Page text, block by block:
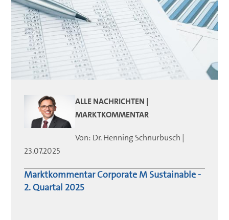
ALLE NACHRICHTEN |
MARKTKOMMENTAR
Von: Dr. Henning Schnurbusch |
23.07.2025
Marktkommentar Corporate M Sustainable -
2. Quartal 2025